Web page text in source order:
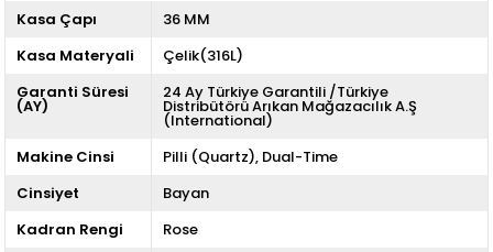
Kasa Çapı
36 MM
Kasa Materyali
Çelik(316L)
Garanti Süresi
(AY)
24 Ay Türkiye Garantili /Türkiye
Distribütörü Arıkan Mağazacılık A.Ş
(International)
Makine Cinsi
Pilli (Quartz) Dual-Time
Cinsiyet
Bayan
Kadran Rengi
Rose